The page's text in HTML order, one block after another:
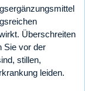
Überschreiten
Sie vor der
stillen,
leiden.